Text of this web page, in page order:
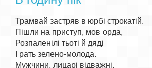
Трамвай застряв в юрбі строкатій.
Пішли на приступ, мов орда,
Розпаленілі тьоті й дяді
І рать зелено-молода.
Мужчини, лицарі відважні,